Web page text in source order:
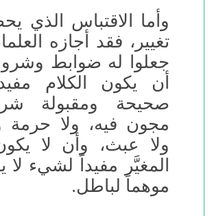
وأما الاقتباس الذي
تغيير، فقد أجازه
جعلوا له ضوابط
أن يكون الكلام
صحيحة ومقبولة
مجون فيه، ولا حرمة
ولا عبث، وأن لا
المغيَّر مفيداً لشيء لا
موهماً لباطل.